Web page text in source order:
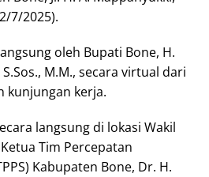
7/2025).
oleh Bupati Bone, H.
M.M., secara virtual dari
kunjungan kerja.
langsung di lokasi Wakil
Tim Percepatan
Kabupaten Bone, Dr. H.